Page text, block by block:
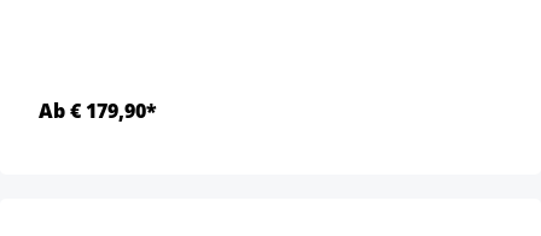
Ab € 179,90*